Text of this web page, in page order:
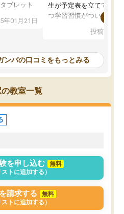
ブレット
になりまし
とても気
均点以上の
1年受験ま
使用しな
す！
年01月21日
生が予定表を立ててくれ
つ学習習慣がついてきま
指導が無い日も予定表
問できるのでとても助か
投稿日：
ンバの口コミをもっとみる
教室一覧
を申し込む
無料
ストに追加する）
請求する
無料
ストに追加する）